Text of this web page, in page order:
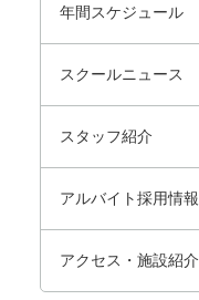
年間スケジュール
スクールニュース
スタッフ紹介
アルバイト採用情報
アクセス・施設紹介